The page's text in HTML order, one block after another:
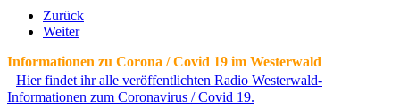
Zurück
Weiter
Informationen zu Corona / Covid 19 im Westerwald
Hier findet ihr alle veröffentlichten Radio Westerwald-
Informationen zum Coronavirus / Covid 19.